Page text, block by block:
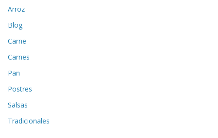
Arroz
Blog
Carne
Carnes
Pan
Postres
Salsas
Tradicionales